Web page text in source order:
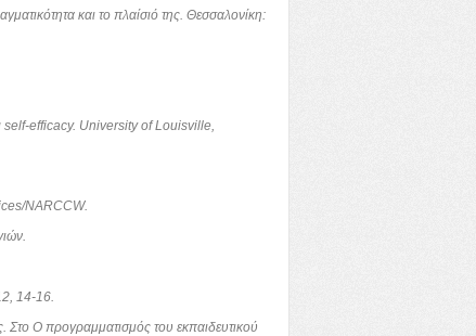
και το πλαίσιό της. Θεσσαλονίκη:
efficacy. University of Louisville,
NARCCW.
14-16.
Στο Ο προγραμματισμός του εκπαιδευτικού